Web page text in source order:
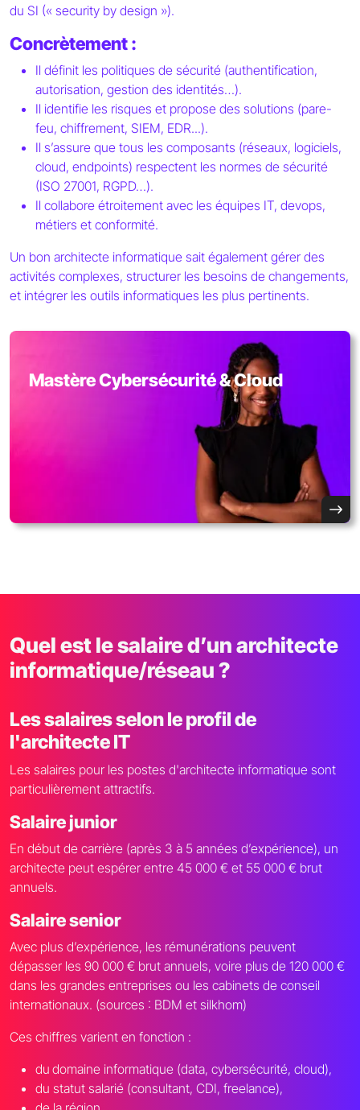
du SI (« security by design »).
Concrètement :
Il définit les politiques de sécurité (authentification,
autorisation, gestion des identités…).
Il identifie les risques et propose des solutions (pare-
feu, chiffrement, SIEM, EDR...).
Il s’assure que tous les composants (réseaux, logiciels,
cloud, endpoints) respectent les normes de sécurité
(ISO 27001, RGPD…).
Il collabore étroitement avec les équipes IT, devops,
métiers et conformité.
Un bon architecte informatique sait également gérer des
activités complexes, structurer les besoins de changements,
et intégrer les outils informatiques les plus pertinents.
Mastère Cybersécurité & Cloud
Quel est le salaire d’un architecte
informatique/réseau ?
Les salaires selon le profil de
l'architecte IT
Les salaires pour les postes d'architecte informatique sont
particulièrement attractifs.
Salaire junior
En début de carrière (après 3 à 5 années d’expérience), un
architecte peut espérer entre 45 000 € et 55 000 € brut
annuels.
Salaire senior
Avec plus d’expérience, les rémunérations peuvent
dépasser les 90 000 € brut annuels, voire plus de 120 000 €
dans les grandes entreprises ou les cabinets de conseil
internationaux. (sources : BDM et silkhom)
Ces chiffres varient en fonction :
du domaine informatique (data, cybersécurité, cloud),
du statut salarié (consultant, CDI, freelance),